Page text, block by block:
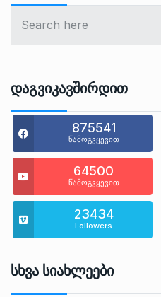
Დაგვიკავშირდით
875541
წამოგვყევით
64500
წამოგვყევით
23434
Followers
Სხვა Სიახლეები